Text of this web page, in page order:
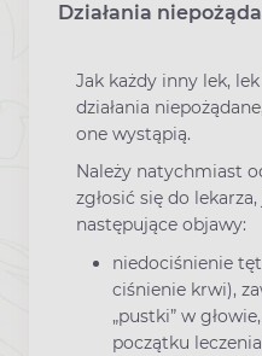
Działania
Jak każdy inny lek,
działania
one wystąpią.
Należy natychmiast
zgłosić się do
następujące objawy:
niedociśnienie
ciśnienie krwi),
„pustki” w
początku